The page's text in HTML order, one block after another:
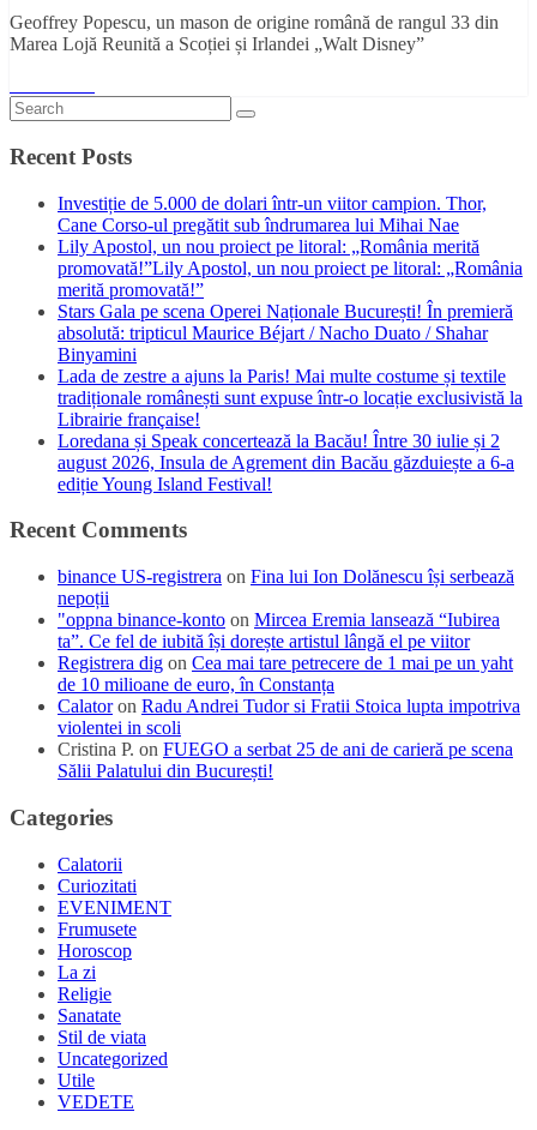
Geoffrey Popescu, un mason de origine română de rangul 33 din
Marea Lojă Reunită a Scoției și Irlandei „Walt Disney”
Recent Posts
Investiție de 5.000 de dolari într-un viitor campion. Thor,
Cane Corso-ul pregătit sub îndrumarea lui Mihai Nae
Lily Apostol, un nou proiect pe litoral: „România merită
promovată!”Lily Apostol, un nou proiect pe litoral: „România
merită promovată!”
Stars Gala pe scena Operei Naționale București! În premieră
absolută: tripticul Maurice Béjart / Nacho Duato / Shahar
Binyamini
Lada de zestre a ajuns la Paris! Mai multe costume și textile
tradiționale românești sunt expuse într-o locație exclusivistă la
Librairie française!
Loredana și Speak concertează la Bacău! Între 30 iulie și 2
august 2026, Insula de Agrement din Bacău găzduiește a 6-a
ediție Young Island Festival!
Recent Comments
binance US-registrera on Fina lui Ion Dolănescu își serbează
nepoții
"oppna binance-konto on Mircea Eremia lansează “Iubirea
ta”. Ce fel de iubită își dorește artistul lângă el pe viitor
Registrera dig on Cea mai tare petrecere de 1 mai pe un yaht
de 10 milioane de euro, în Constanța
Calatoron Radu Andrei Tudor si Fratii Stoica lupta impotriva
violentei in scoli
Cristina P. on FUEGO a serbat 25 de ani de carieră pe scena
Sălii Palatului din București!
Categories
Calatorii
Curiozitati
EVENIMENT
Frumusete
Horoscop
La zi
Religie
Sanatate
Stil de viata
Uncategorized
Utile
VEDETE